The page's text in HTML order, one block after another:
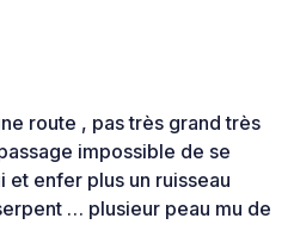
route , pas très grand très
impossible de se
et enfer plus un ruisseau
… plusieur peau mu de